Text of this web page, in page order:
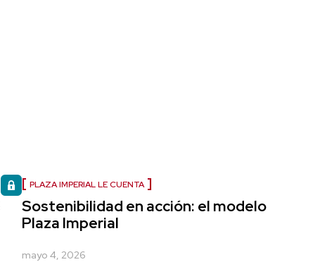
PLAZA IMPERIAL LE CUENTA
Sostenibilidad en acción: el modelo
Plaza Imperial
mayo 4, 2026